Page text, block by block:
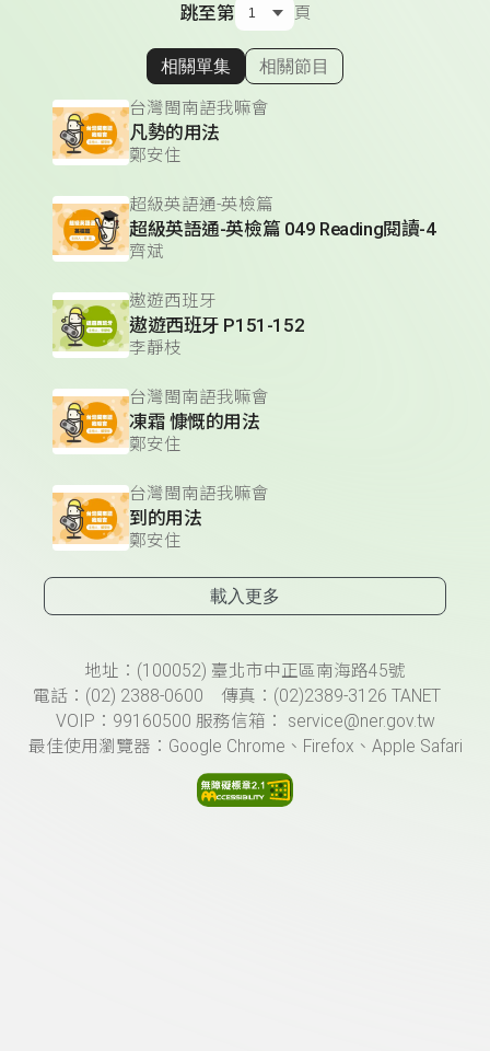
跳至第 頁
顯示相關單集
相關單集 相關節目
台灣閩南語我嘛會
凡勢的用法
鄭安住
超級英語通-英檢篇
超級英語通-英檢篇 049 Reading閱讀-4
齊斌
遨遊西班牙
遨遊西班牙 P151-152
李靜枝
台灣閩南語我嘛會
凍霜 慷慨的用法
鄭安住
台灣閩南語我嘛會
到的用法
鄭安住
載入更多
頁尾資訊地址：(100052) 臺北市中正區南海路45號
電話：(02) 2388-0600 傳真：(02)2389-3126 TANET
VOIP：99160500 服務信箱： service@ner.gov.tw
最佳使用瀏覽器：Google Chrome、Firefox、Apple Safari